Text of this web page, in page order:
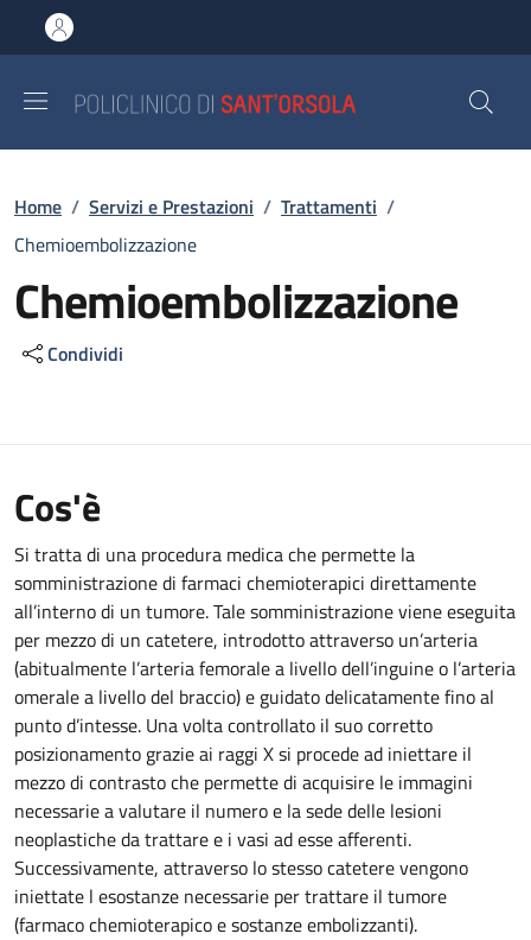
al contenuto principale
to footer content
Briciole di pane
Home / Servizi e Prestazioni / Trattamenti /
Chemioembolizzazione
Chemioembolizzazione
Condividi
Cos'è
Si tratta di una procedura medica che permette la
somministrazione di farmaci chemioterapici direttamente
all’interno di un tumore. Tale somministrazione viene eseguita
per mezzo di un catetere, introdotto attraverso un’arteria
(abitualmente l’arteria femorale a livello dell’inguine o l’arteria
omerale a livello del braccio) e guidato delicatamente fino al
punto d’intesse. Una volta controllato il suo corretto
posizionamento grazie ai raggi X si procede ad iniettare il
mezzo di contrasto che permette di acquisire le immagini
necessarie a valutare il numero e la sede delle lesioni
neoplastiche da trattare e i vasi ad esse afferenti.
Successivamente, attraverso lo stesso catetere vengono
iniettate l esostanze necessarie per trattare il tumore
(farmaco chemioterapico e sostanze embolizzanti).